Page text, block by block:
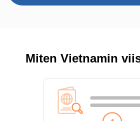
Miten Vietnamin